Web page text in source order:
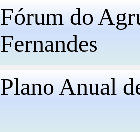
Fórum do
Fernandes
Plano Anual